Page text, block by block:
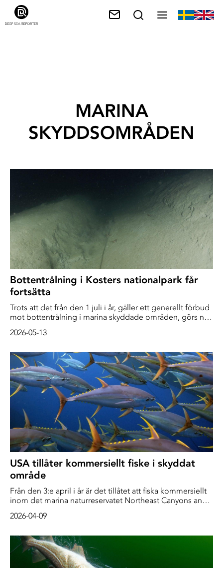
MARINA
SKYDDSOMRÅDEN
Bottentrålning i Kosters nationalpark får
fortsätta
Trots att det från den 1 juli i år, gäller ett generellt förbud
mot bottentrålning i marina skyddade områden, görs nu
beslutat att räkfisket kan fortsätta i Kosterfjorden-
ska räkfisket fasas ut och helt förbjudas i juli 2027.
2026-05-13
USA tillåter kommersiellt fiske i skyddat
område
Från den 3:e april i år är det tillåtet att fiska kommersiellt
inom det marina naturreservatet Northeast Canyons and
ytan, ligger ute i Atlanten på den amerikanska östkusten
orörda havsmiljöerna för framtiden.
2026-04-09